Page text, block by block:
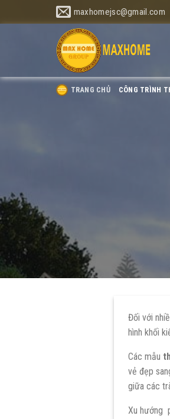
qua
maxhomejsc@gmail.com
TRANG CHỦ CÔNG TRÌNH
Đối với
hình khối
Các mẫu
vẻ đẹp
giữa các
Xu hướng